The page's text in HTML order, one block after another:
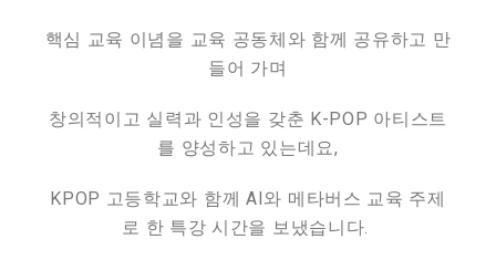
핵심 교육 이념을 교육 공동체와 함께 공유하고 만
들어 가며
창의적이고 실력과 인성을 갖춘 K-POP 아티스트
를 양성하고 있는데요,
KPOP 고등학교와 함께 AI와 메타버스 교육 주제
로 한 특강 시간을 보냈습니다.